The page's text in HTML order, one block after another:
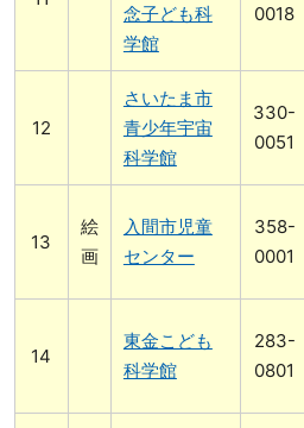
念子ども科
学館
0018
さいたま市
青少年宇宙
科学館
330-
0051
絵
画
入間市児童
センター
358-
0001
東金こども
科学館
283-
0801